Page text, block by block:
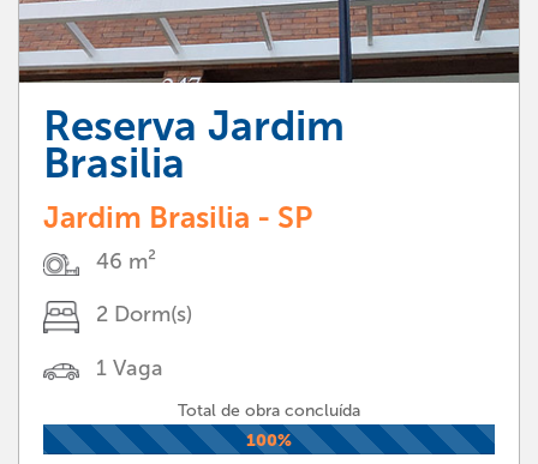
Reserva Jardim
Brasilia
Jardim Brasilia - SP
46 m²
2 Dorm(s)
1 Vaga
Total de obra concluída
100%